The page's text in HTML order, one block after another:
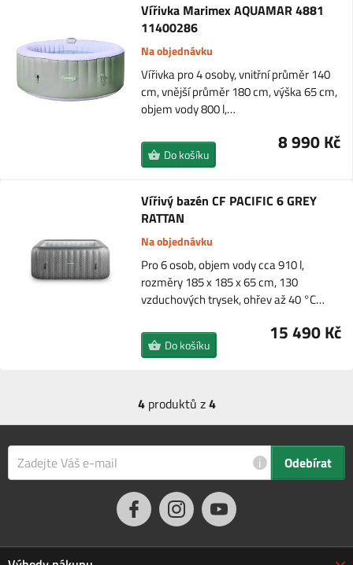
Vířivka Marimex AQUAMAR 4881
11400286
Na objednávku
Vířivka pro 4 osoby, vnitřní průměr 140
cm, vnější průměr 180 cm, výška 65 cm,
objem vody 800 l,…
8 990 Kč
Do košíku
Vířivý bazén CF PACIFIC 6 GREY
RATTAN
Na objednávku
Pro 6 osob, objem vody cca 910 l,
rozměry 185 x 185 x 65 cm, 130
vzduchových trysek, ohřev až 40 °C…
15 490 Kč
Do košíku
4produktů z4
i Odebírat